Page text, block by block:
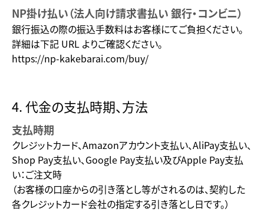
NP掛け払い（法人向け請求書払い 銀行・コンビニ）
銀行振込の際の振込手数料はお客様にてご負担ください。
詳細は下記 URL よりご確認ください。
https://np-kakebarai.com/buy/
4. 代金の支払時期、方法
支払時期
クレジットカード、Amazonアカウント支払い、AliPay支払い、
Shop Pay支払い、Google Pay支払い及びApple Pay支払
い：ご注文時
（お客様の口座からの引き落とし等がされるのは、契約した
各クレジットカード会社の指定する引き落とし日です。）